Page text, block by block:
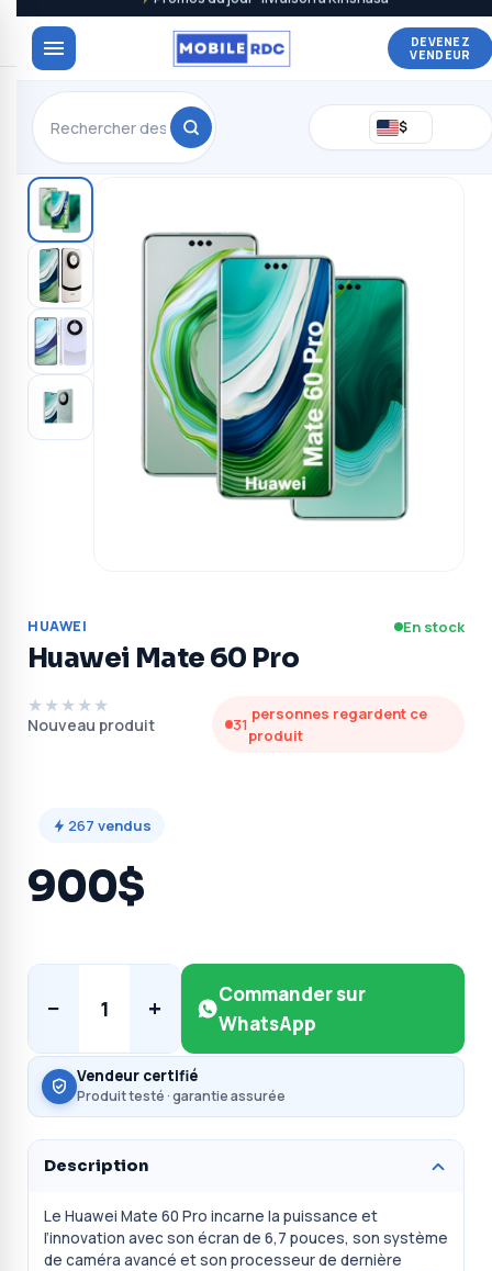
DEVENEZ
VENDEUR
$
HUAWEI En stock
Huawei Mate 60 Pro
★★★★★
Nouveau produit 31
personnes regardent ce
produit
267 vendus
900$
− 1 +
Commander sur
WhatsApp
Vendeur certifié
Produit testé · garantie assurée
Description
Le Huawei Mate 60 Pro incarne la puissance et
l’innovation avec son écran de 6,7 pouces, son système
de caméra avancé et son processeur de dernière